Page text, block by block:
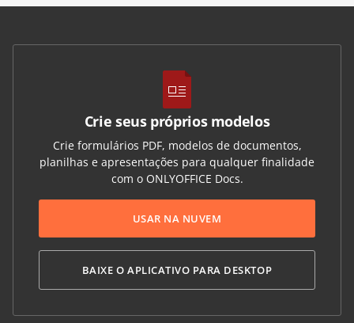
Crie seus próprios modelos
Crie formulários PDF, modelos de documentos,
planilhas e apresentações para qualquer finalidade
com o ONLYOFFICE Docs.
USAR NA NUVEM
BAIXE O APLICATIVO PARA DESKTOP